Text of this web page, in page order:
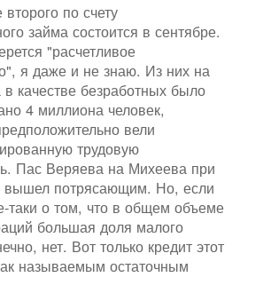
по счету
займа состоится в сентябре.
"расчетливое
я даже и не знаю. Из них на
в качестве безработных было
4 миллиона человек,
вели
трудовую
Пас Веряева на Михеева при
вышел потрясающим. Но, если
таки о том, что в общем объеме
большая доля малого
нет. Вот только кредит этот
называемым остаточным